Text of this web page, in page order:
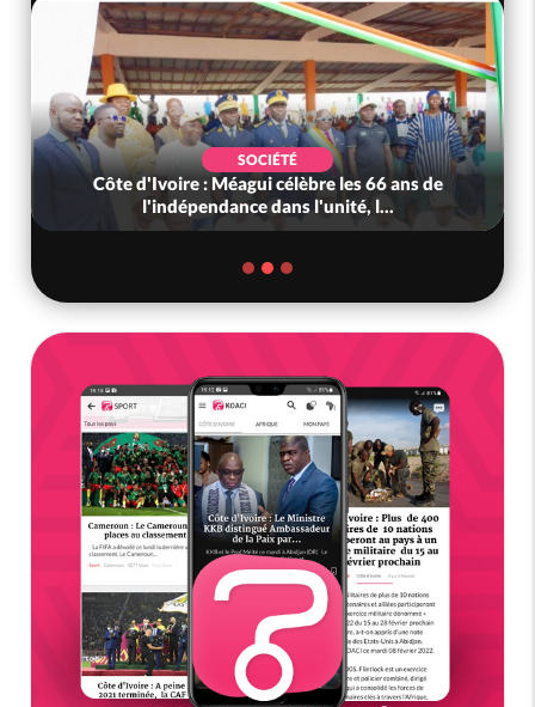
SOCIÉTÉ
Côte d'Ivoire : Méagui célèbre les 66 ans de
l'indépendance dans l'unité, l...